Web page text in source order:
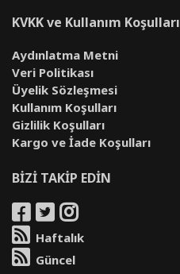
KVKK ve Kullanım Koşulları
Aydınlatma Metni
Veri Politikası
Üyelik Sözleşmesi
Kullanım Koşulları
Gizlilik Koşulları
Kargo ve İade Koşulları
BİZİ TAKİP EDİN
Haftalık
Güncel